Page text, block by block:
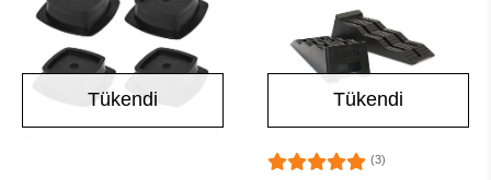
Tükendi Tükendi
(3)